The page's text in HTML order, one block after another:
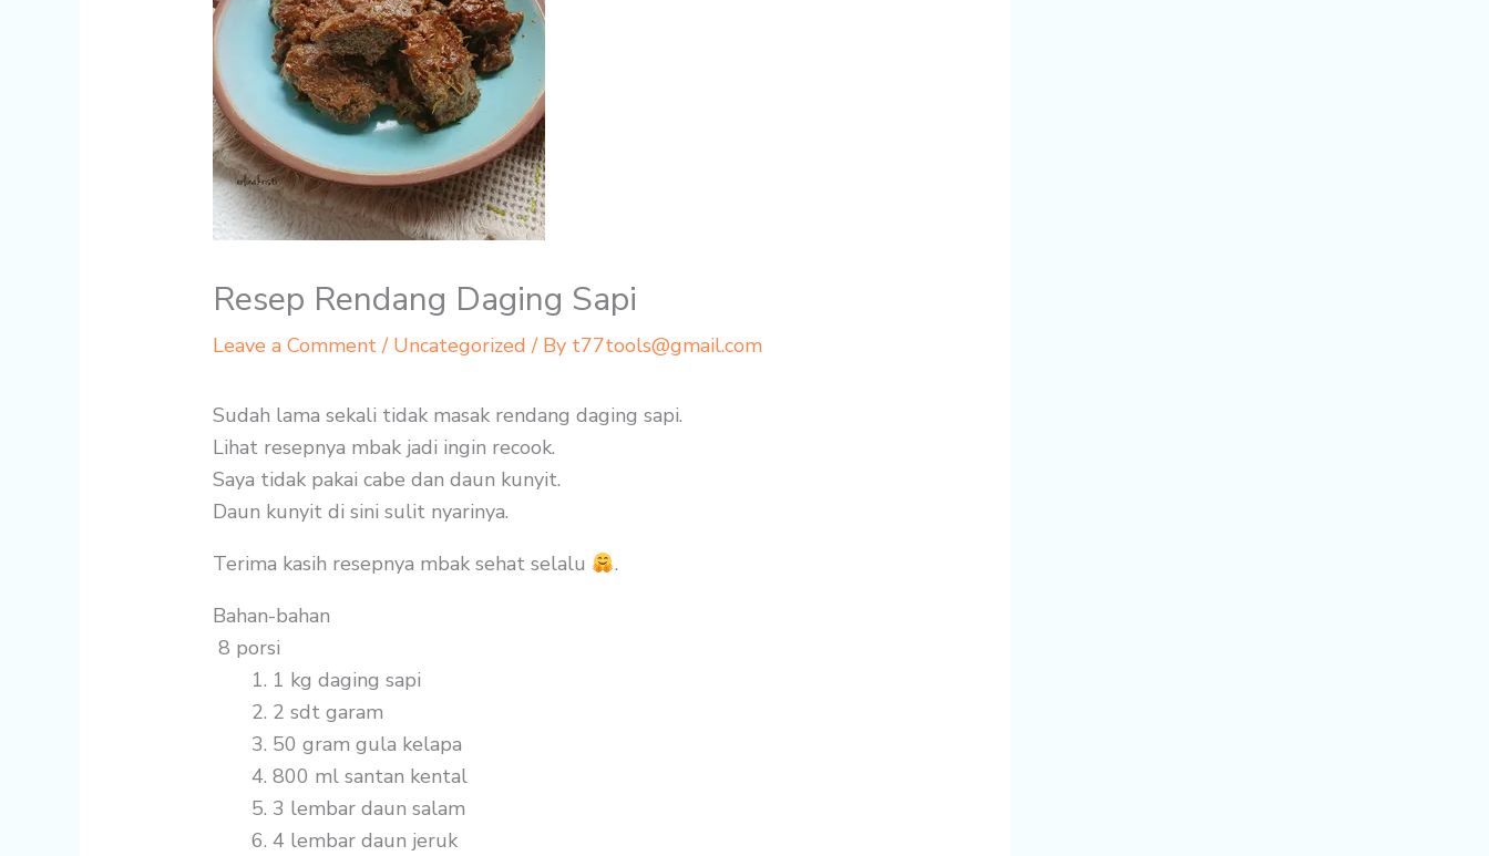
Resep Rendang Daging Sapi
Leave a Comment / Uncategorized / By t77tools@gmail.com
Sudah lama sekali tidak masak rendang daging sapi.
Lihat resepnya mbak jadi ingin recook.
Saya tidak pakai cabe dan daun kunyit.
Daun kunyit di sini sulit nyarinya.
Terima kasih resepnya mbak sehat selalu
.
Bahan-bahan
8 porsi
1 kg daging sapi
2 sdt garam
50 gram gula kelapa
800 ml santan kental
3 lembar daun salam
4 lembar daun jeruk